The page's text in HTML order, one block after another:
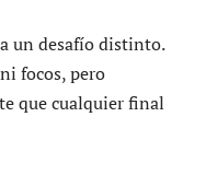
un desafío distinto.
focos, pero
que cualquier final